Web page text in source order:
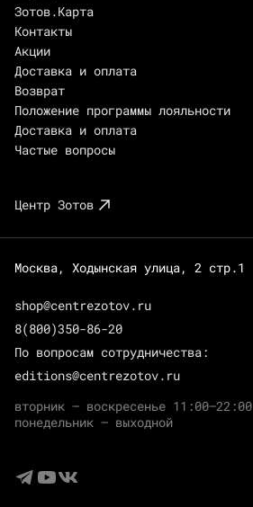
Зотов.Карта
Контакты
Акции
Доставка и оплата
Возврат
Положение программы лояльности
Доставка и оплата
Частые вопросы
Центр Зотов
Москва, Ходынская улица, 2 стр.1
shop@centrezotov.ru
8(800)350-86-20
По вопросам сотрудничества:
editions@centrezotov.ru
вторник — воскресенье 11:00–22:00
понедельник — выходной